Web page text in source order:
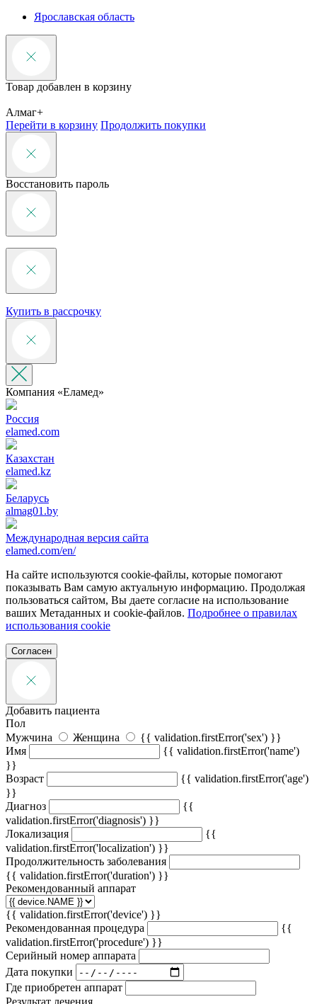
Ярославская область
Товар добавлен в корзину
Алмаг+
Перейти в корзину Продолжить покупки
Восстановить пароль
Купить в рассрочку
Компания «‎Еламед»
Россия
elamed.com
Казахстан
elamed.kz
Беларусь
almag01.by
Международная версия сайта
elamed.com/en/
На сайте используются cookie-файлы, которые помогают
показывать Вам самую актуальную информацию. Продолжая
пользоваться сайтом, Вы даете согласие на использование
ваших Метаданных и cookie-файлов. Подробнее о правилах
использования cookie
Согласен
Добавить пациента
Пол
Мужчина
Женщина
{{ validation.firstError('sex') }}
Имя
{{ validation.firstError('name')
}}
Возраст
{{ validation.firstError('age')
}}
Диагноз
{{
validation.firstError('diagnosis') }}
Локализация
{{
validation.firstError('localization') }}
Продолжительность заболевания
{{ validation.firstError('duration') }}
Рекомендованный аппарат
{{ validation.firstError('device') }}
Рекомендованная процедура
{{
validation.firstError('procedure') }}
Серийный номер аппарата
Дата покупки
Где приобретен аппарат